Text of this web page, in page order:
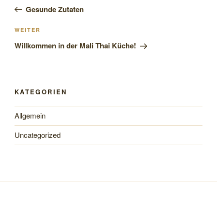
BeitragGesunde Zutaten
Nächster
Beitrag
WEITER
Willkommen in der Mali Thai Küche!
KATEGORIEN
Allgemein
Uncategorized